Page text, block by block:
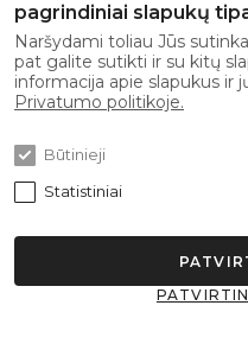
Darbo
Gaukite
Sutinku
pagrindiniai slapukų
Naršydami toliau Jūs
pat galite sutikti ir su kitų
informacija apie slapukus ir
Privatumo politikoje.
Būtinieji
Statistiniai